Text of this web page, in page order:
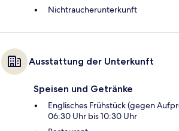
Nichtraucherunterkunft
Ausstattung der Unterkunft
Speisen und Getränke
Englisches Frühstück (gegen
06:30 Uhr bis 10:30 Uhr